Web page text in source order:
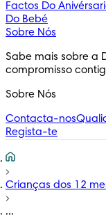
Factos Do
Do Bebé
Sobre Nós
Sabe mais sobre a
compromisso
Sobre Nós
Contacta-nos
Regista-te
Crianças dos 12
...